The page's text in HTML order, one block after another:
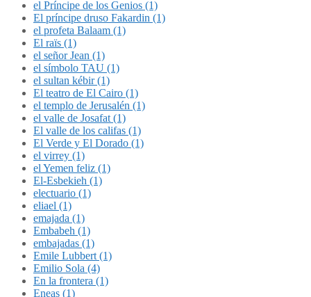
el Príncipe de los Genios (1)
El príncipe druso Fakardin (1)
el profeta Balaam (1)
El raïs (1)
el señor Jean (1)
el símbolo TAU (1)
el sultan kébir (1)
El teatro de El Cairo (1)
el templo de Jerusalén (1)
el valle de Josafat (1)
El valle de los califas (1)
El Verde y El Dorado (1)
el virrey (1)
el Yemen feliz (1)
El-Esbekieh (1)
electuario (1)
eliael (1)
emajada (1)
Embabeh (1)
embajadas (1)
Emile Lubbert (1)
Emilio Sola (4)
En la frontera (1)
Eneas (1)